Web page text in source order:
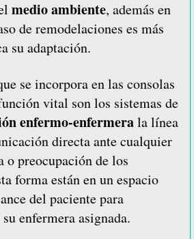
medio ambiente, además en
de remodelaciones es más
su adaptación.
se incorpora en las consolas
vital son los sistemas de
enfermo-enfermerala línea
directa ante cualquier
o preocupación de los
forma están en un espacio
del paciente para
enfermera asignada.